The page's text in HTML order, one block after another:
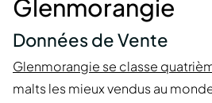
Glenmorangie
Données de Vente
Glenmorangie se classe
malts les mieux vendus au